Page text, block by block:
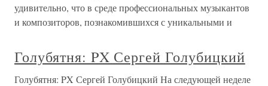
удивительно, что в среде профессиональных музыкантов
и композиторов, познакомившихся с уникальными и
Голубятня: PX Сергей Голубицкий
Голубятня: PX Сергей Голубицкий На следующей неделе